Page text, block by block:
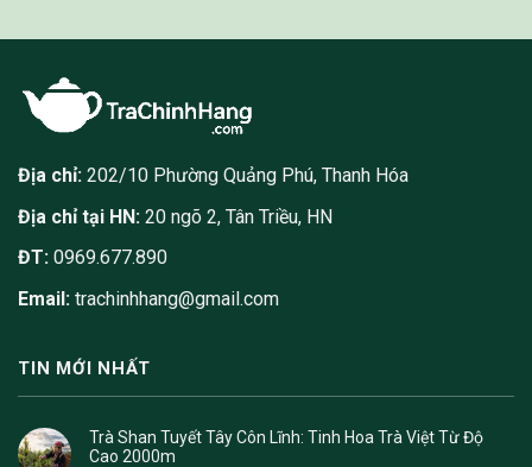
Địa chỉ: 202/10 Phường Quảng Phú, Thanh Hóa
Địa chỉ tại HN: 20 ngõ 2, Tân Triều, HN
ĐT: 0969.677.890
Email: trachinhhang@gmail.com
TIN MỚI NHẤT
Trà Shan Tuyết Tây Côn Lĩnh: Tinh Hoa Trà Việt Từ Độ
Cao 2000m